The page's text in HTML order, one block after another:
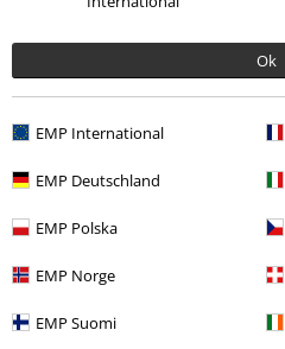
Ok
EMP International
EMP Deutschland
EMP Polska
EMP Norge
EMP Suomi
€ 26,99
Meer categorieën. Meer opties.